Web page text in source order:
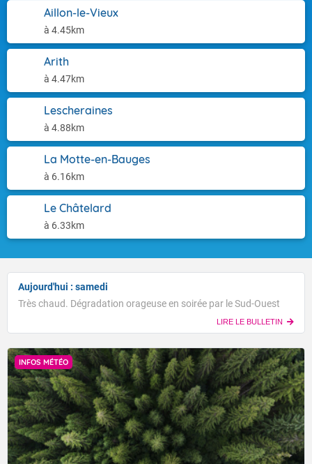
Aillon-le-Vieux
à 4.45km
Arith
à 4.47km
Lescheraines
à 4.88km
La Motte-en-Bauges
à 6.16km
Le Châtelard
à 6.33km
Aujourd'hui : samedi
Très chaud. Dégradation orageuse en soirée par le Sud-Ouest
LIRE LE BULLETIN
INFOS MÉTÉO